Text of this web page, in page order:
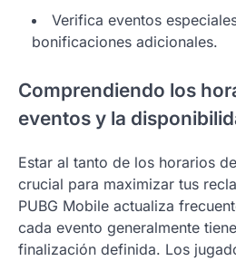
Verifica eventos
bonificaciones adicionales.
Comprendiendo los
eventos y la
Estar al tanto de los horarios
crucial para maximizar tus
PUBG Mobile actualiza
cada evento generalmente
finalización definida. Los